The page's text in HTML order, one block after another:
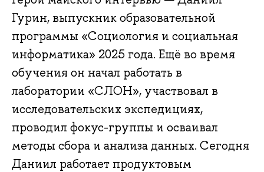
Гурин, выпускник образовательной
программы «Социология и социальная
информатика» 2025 года. Ещё во время
обучения он начал работать в
лаборатории «СЛОН», участвовал в
исследовательских экспедициях,
проводил фокус-группы и осваивал
методы сбора и анализа данных. Сегодня
Даниил работает продуктовым